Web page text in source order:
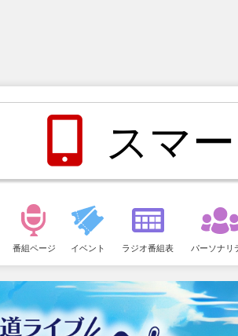
スマ
ュ
ー
番組ページ イベント ラジオ番組表 パーソナリ